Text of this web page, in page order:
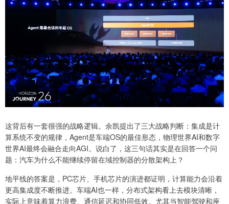
这背后有一套很强的战略逻辑。余凯提出了三大战略判断：集成是计
算系统不变的规律，Agent是车端OS的最佳形态，物理世界AI和数字
世界AI最终会融合走向AGI。说白了，这三句话其实是在回答一个问
题：汽车为什么不能继续停留在域控制器的分散架构上？
地平线的答案是，PC芯片、手机芯片的演进都证明，计算能力会沿着
更高集成度不断推进。车端AI也一样，分布式架构看上去模块清晰，
实际上意味着算力浪费、通信延迟和协同低效。尤其当智能驾驶和座